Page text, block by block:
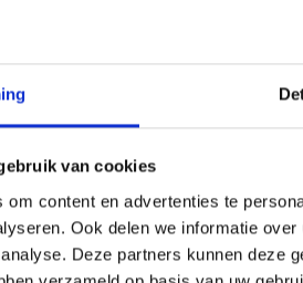
van cookies
om content en advertenties te
Ook delen we informatie
Deze partners kunnen deze
Styling